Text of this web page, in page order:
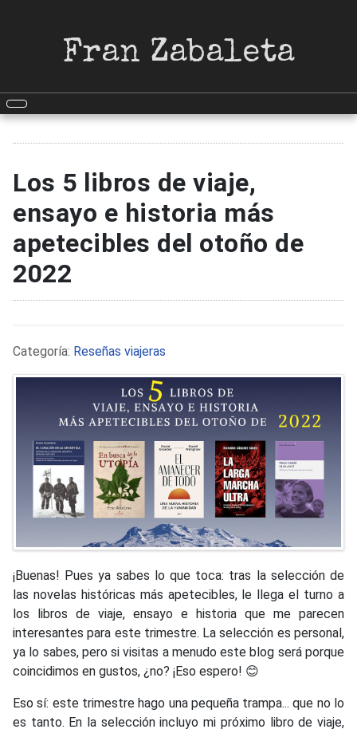
Fran Zabaleta
Los 5 libros de viaje,
ensayo e historia más
apetecibles del otoño de
2022
Detalles
Categoría: Reseñas viajeras
¡Buenas! Pues ya sabes lo que toca: tras la selección de
las novelas históricas más apetecibles, le llega el turno a
los libros de viaje, ensayo e historia que me parecen
interesantes para este trimestre. La selección es personal,
ya lo sabes, pero si visitas a menudo este blog será porque
coincidimos en gustos, ¿no? ¡Eso espero! 😊
Eso sí: este trimestre hago una pequeña trampa... que no lo
es tanto. En la selección incluyo mi próximo libro de viaje,